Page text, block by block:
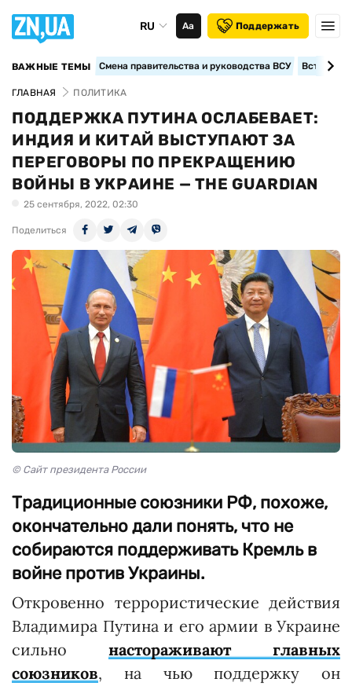
RU Аа Поддержать
ВАЖНЫЕ ТЕМЫ Смена правительства и руководства ВСУ
ГЛАВНАЯ ПОЛИТИКА
ПОДДЕРЖКА ПУТИНА ОСЛАБЕВАЕТ:
ИНДИЯ И КИТАЙ ВЫСТУПАЮТ ЗА
ПЕРЕГОВОРЫ ПО ПРЕКРАЩЕНИЮ
ВОЙНЫ В УКРАИНЕ — THE GUARDIAN
25 сентября, 2022, 02:30
Поделиться
© Сайт президента России
Традиционные союзники РФ, похоже,
окончательно дали понять, что не
собираются поддерживать Кремль в
войне против Украины.
Откровенно террористические действия
Владимира Путина и его армии в Украине
сильно настораживают главных
союзников, на чью поддержку он